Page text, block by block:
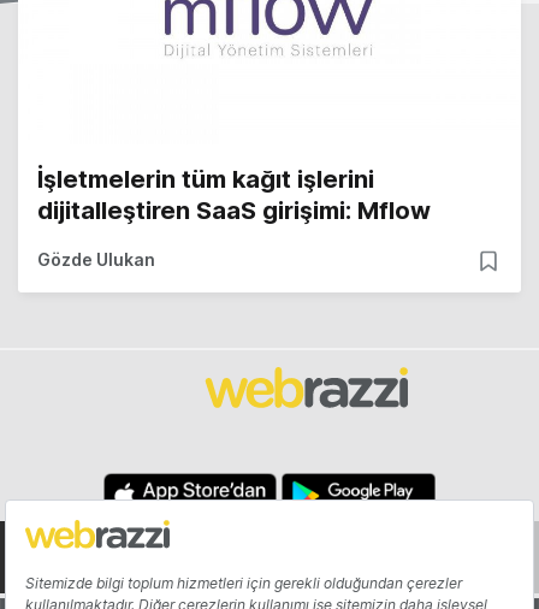
İşletmelerin tüm kağıt işlerini
dijitalleştiren SaaS girişimi: Mflow
Gözde Ulukan